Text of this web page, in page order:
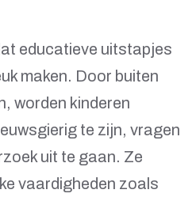
educatieve uitstapjes
maken. Door buiten
worden kinderen
te zijn, vragen
uit te gaan. Ze
vaardigheden zoals